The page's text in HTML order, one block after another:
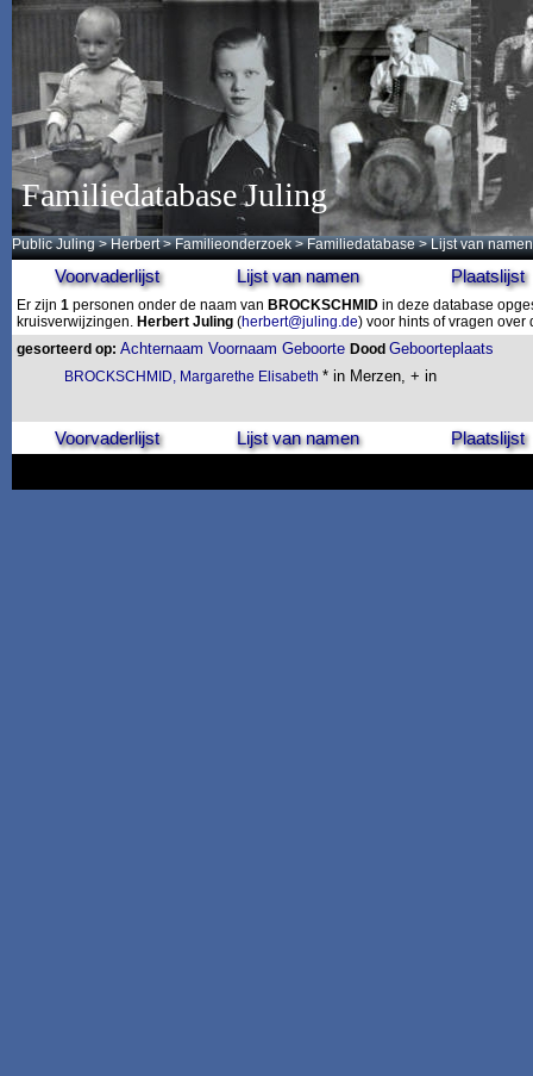
Familiedatabase Juling
Public Juling >Herbert >Familieonderzoek >Familiedatabase > Lijst van namen
Voorvaderlijst Lijst van namen Plaatslijst
Er zijn 1 personen onder de naam van BROCKSCHMID in deze database
kruisverwijzingen. Herbert Juling (herbert@juling.de) voor hints of vragen
gesorteerd op: Achternaam Voornaam Geboorte Dood Geboorteplaats
BROCKSCHMID, Margarethe Elisabeth * in Merzen, + in
Voorvaderlijst Lijst van namen Plaatslijst